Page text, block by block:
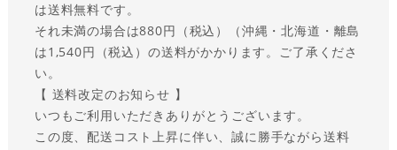
は送料無料です。
それ未満の場合は880円（税込）（沖縄・北海道・離島
は1,540円（税込）の送料がかかります。ご了承くださ
い。
【 送料改定のお知らせ 】
いつもご利用いただきありがとうございます。
この度、配送コスト上昇に伴い、誠に勝手ながら送料